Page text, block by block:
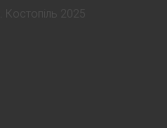
2025